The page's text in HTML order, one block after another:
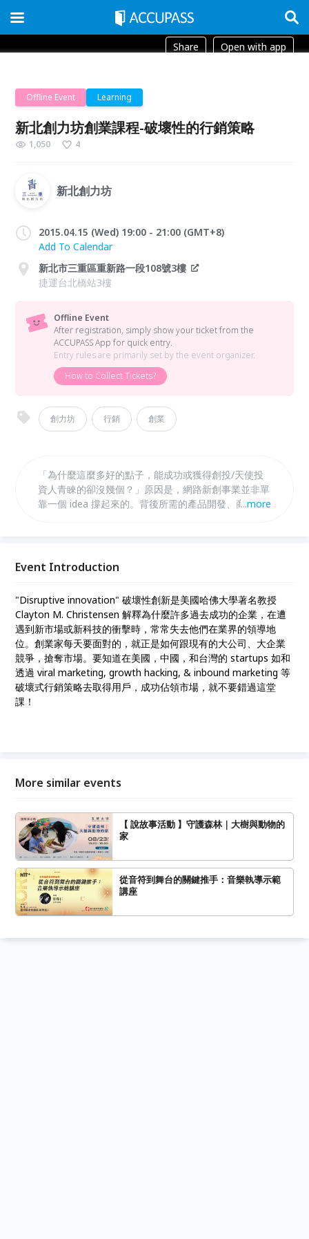
Share Open with app
Offline Event Learning
新北創力坊創業課程-破壞性的行銷策略
1,050 4
新北創力坊
2015.04.15 (Wed) 19:00 - 21:00 (GMT+8)
Add To Calendar
新北市三重區重新路一段108號3樓
捷運台北橋站3樓
Offline Event
After registration, simply show your ticket from the
ACCUPASS App for quick entry.
Entry rules are primarily set by the event organizer.
How to Collect Tickets?
創力坊 行銷 創業
「為什麼這麼多好的點子，能成功或獲得創投/天使投
資人青睞的卻沒幾個？」原因是，網路新創事業並非單
靠一個 idea 撐起來的。背後所需的產品開發、商業模
...more
Event Introduction
"Disruptive innovation" 破壞性創新是美國哈佛大學著名教授
Clayton M. Christensen 解釋為什麼許多過去成功的企業，在遭
遇到新市場或新科技的衝擊時，常常失去他們在業界的領導地
位。創業家每天要面對的，就正是如何跟現有的大公司、大企業
競爭，搶奪市場。要知道在美國，中國，和台灣的 startups 如和
透過 viral marketing, growth hacking, & inbound marketing 等
破壞式行銷策略去取得用戶，成功佔領市場，就不要錯過這堂
課！
More similar events
【 說故事活動 】守護森林｜大樹與動物的
家
從音符到舞台的關鍵推手：音樂執導示範
講座